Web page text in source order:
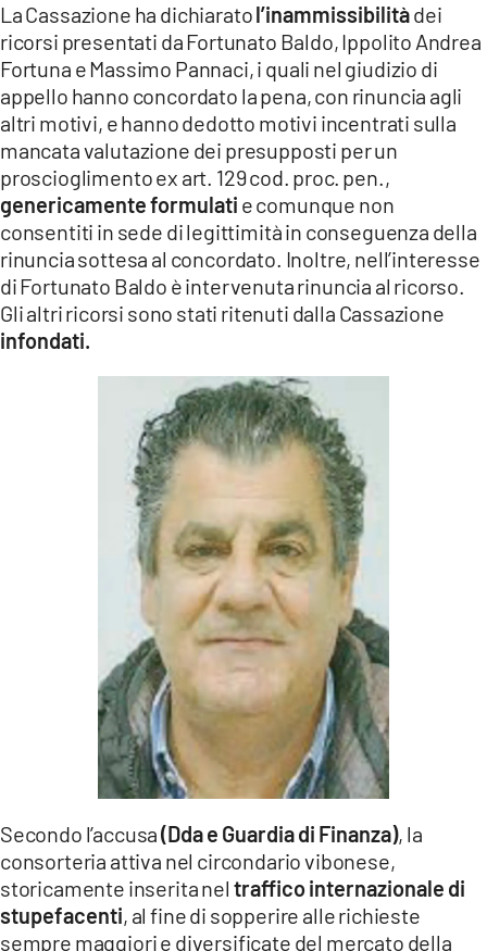
La Cassazione ha dichiaratol’inammissibilitàdei
ricorsi presentati da Fortunato Baldo, Ippolito Andrea
Fortuna e Massimo Pannaci, i quali nel giudizio di
appello hanno concordato la pena, con rinuncia agli
altri motivi, e hanno dedotto motivi incentrati sulla
mancata valutazione dei presupposti per un
proscioglimento ex art. 129 cod. proc. pen.,
genericamente formulati e comunque non
consentiti in sede di legittimità in conseguenza della
rinuncia sottesa al concordato. Inoltre, nell’interesse
di Fortunato Baldo è intervenuta rinuncia al ricorso.
Gli altri ricorsi sono stati ritenuti dalla Cassazione
infondati.
Secondo l’accusa(Dda e Guardia di Finanza), la
consorteria attiva nel circondario vibonese,
storicamente inserita nel traffico internazionale di
stupefacenti, al fine di sopperire alle richieste
sempre maggiori e diversificate del mercato della